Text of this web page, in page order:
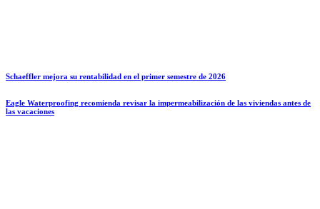
Schaeffler mejora su rentabilidad en el primer semestre de 2026
Eagle Waterproofing recomienda revisar la impermeabilización de las viviendas antes de
las vacaciones